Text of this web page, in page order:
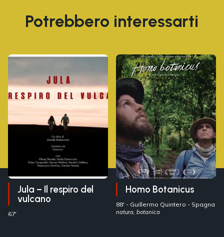
Potrebbero interessarti
Jula – Il respiro del
vulcano
67'
Homo Botanicus
88' - Guillermo Quintero - Spagna
natura, botanica